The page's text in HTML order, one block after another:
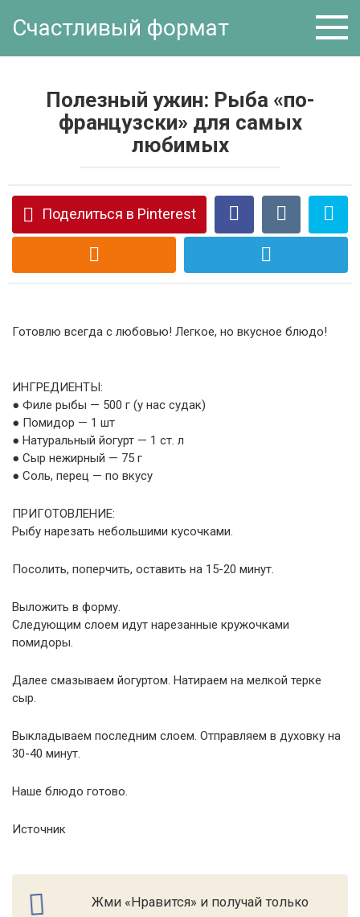
Счастливый формат
Полезный ужин: Рыба «по-
французски» для самых
любимых
Поделиться в Pinterest
Готовлю всегда с любовью! Легкое, но вкусное блюдо!
ИНГРЕДИЕНТЫ:
● Филе рыбы — 500 г (у нас судак)
● Помидор — 1 шт
● Натуральный йогурт — 1 ст. л
● Сыр нежирный — 75 г
● Соль, перец — по вкусу
ПРИГОТОВЛЕНИЕ:
Рыбу нарезать небольшими кусочками.
Посолить, поперчить, оставить на 15-20 минут.
Выложить в форму.
Следующим слоем идут нарезанные кружочками
помидоры.
Далее смазываем йогуртом. Натираем на мелкой терке
сыр.
Выкладываем последним слоем. Отправляем в духовку на
30-40 минут.
Наше блюдо готово.
Источник
Жми «Нравится» и получай только